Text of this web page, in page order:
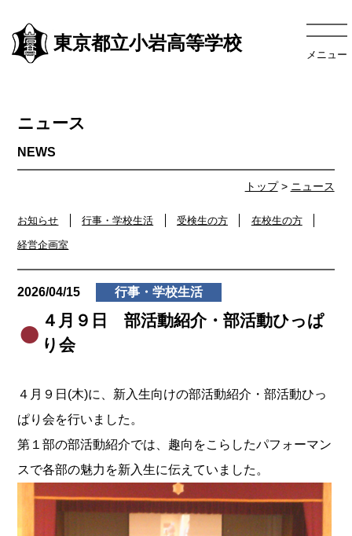
東京都立小岩高等学校
メニュー
トップ> ニュース
ニュース
お知らせ 行事・学校生活 受検生の方 在校生の方
経営企画室
2026/04/15 行事・学校生活
４月９日 部活動紹介・部活動ひっぱ
り会
４月９日(木)に、新入生向けの部活動紹介・部活動ひっ
ぱり会を行いました。
第１部の部活動紹介では、趣向をこらしたパフォーマン
スで各部の魅力を新入生に伝えていました。